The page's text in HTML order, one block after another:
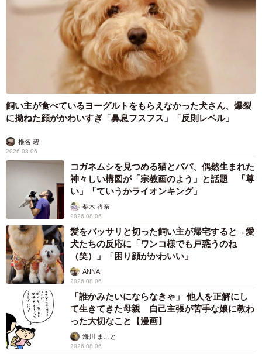
すると不機嫌になることなく理由を語りはじめる上司（えりたさん提
同作の読者からは「すごく為になった‼」や「勉強になりま
す」という賞賛や、「分かります！！！！うちの課長も酷
いくらいに変わるし」や「今の上司が正にコレです…」な
どの共感の声が多くあがっています。そこで、同作を描い
たきっかけなどを作者のえりたさんに聞きました。
どうにかやっていくための自己防衛だったのかも
ー同作を描くきっかけを教えてください。
飼い主が食べているヨーグルトをもらえなかった犬さん、爆裂
に拗ねた顔がかわいすぎ「鼻息フスフス」「反則レベル」
椎名 碧
2026.08.06
コガネムシを見つめる猫とパパ、偶然生まれた
神々しい構図が「宗教画のよう」と話題 「尊
い」「ていうかライオンキング」
梨木 香奈
2026.08.06
髪をバッサリと切った飼い主が帰宅すると→愛
犬たちの反応に「ワンコ様でも戸惑うのね
（笑）」「困り顔がかわいい」
ANNA
2026.08.06
「誰かみたいにならなきゃ」 他人を正解にし
て生きてきた母親 自己主張が苦手な娘に教わ
った大切なこと【漫画】
海川 まこと
2026.08.06